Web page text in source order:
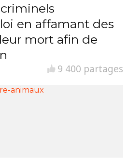
en affamant des
mort afin de
9 400 partages